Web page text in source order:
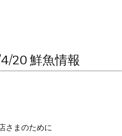
20 鮮魚情報
さまのために